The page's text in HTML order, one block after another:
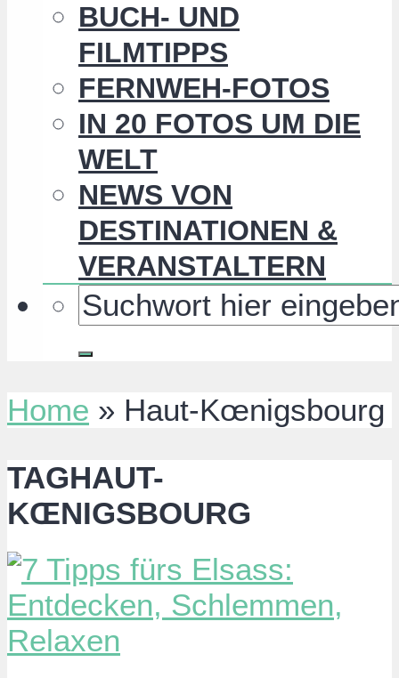
BUCH- UND
FILMTIPPS
FERNWEH-FOTOS
IN 20 FOTOS UM DIE
WELT
NEWS VON
DESTINATIONEN &
VERANSTALTERN
Home » Haut-Kœnigsbourg
TAGHAUT-
KŒNIGSBOURG